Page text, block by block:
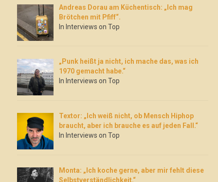
Andreas Dorau am Küchentisch: „Ich mag
Brötchen mit Pfiff“.
In Interviews on Top
„Punk heißt ja nicht, ich mache das, was ich
1970 gemacht habe.“
In Interviews on Top
Textor: „Ich weiß nicht, ob Mensch Hiphop
braucht, aber ich brauche es auf jeden Fall.“
In Interviews on Top
Monta: „Ich koche gerne, aber mir fehlt diese
Selbstverständlichkeit.“